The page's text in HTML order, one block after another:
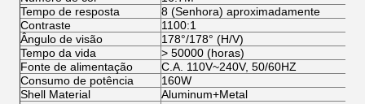
Tempo de resposta
8 (Senhora) aproximadamente
Contraste
1100:1
Ângulo de visão
178°/178° (H/V)
Tempo da vida
> 50000 (horas)
Fonte de alimentação
C.A. 110V~240V, 50/60HZ
Consumo de potência
160W
Shell Material
Aluminum+Metal